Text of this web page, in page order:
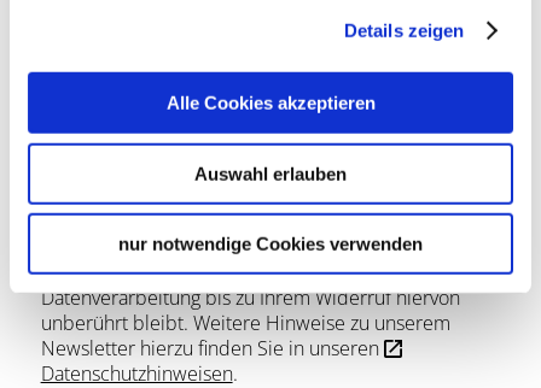
Details zeigen
Alle Cookies akzeptieren
Auswahl erlauben
nur notwendige Cookies verwenden
Sie haben zudem die Möglichkeit, sich bei Ihrer
Anmeldung zum Gewinnspiel auch für unseren
Newsletter zu registrieren und in die damit
verbundenen Datenverarbeitungen einwilligen.
Rechtsgrundlage hierfür ist Ihre freiwillige
Einwilligung nach Art. 6 Abs. 1 lit. a) DSGVO. Sie
können Ihre Einwilligung auch jederzeit mit Wirkung
für die Zukunft in jedem Newsletter widerrufen. Bitte
beachten Sie, dass die Rechtmäßigkeit der
Datenverarbeitung bis zu Ihrem Widerruf hiervon
unberührt bleibt. Weitere Hinweise zu unserem
Newsletter hierzu finden Sie in unseren
Datenschutzhinweisen.